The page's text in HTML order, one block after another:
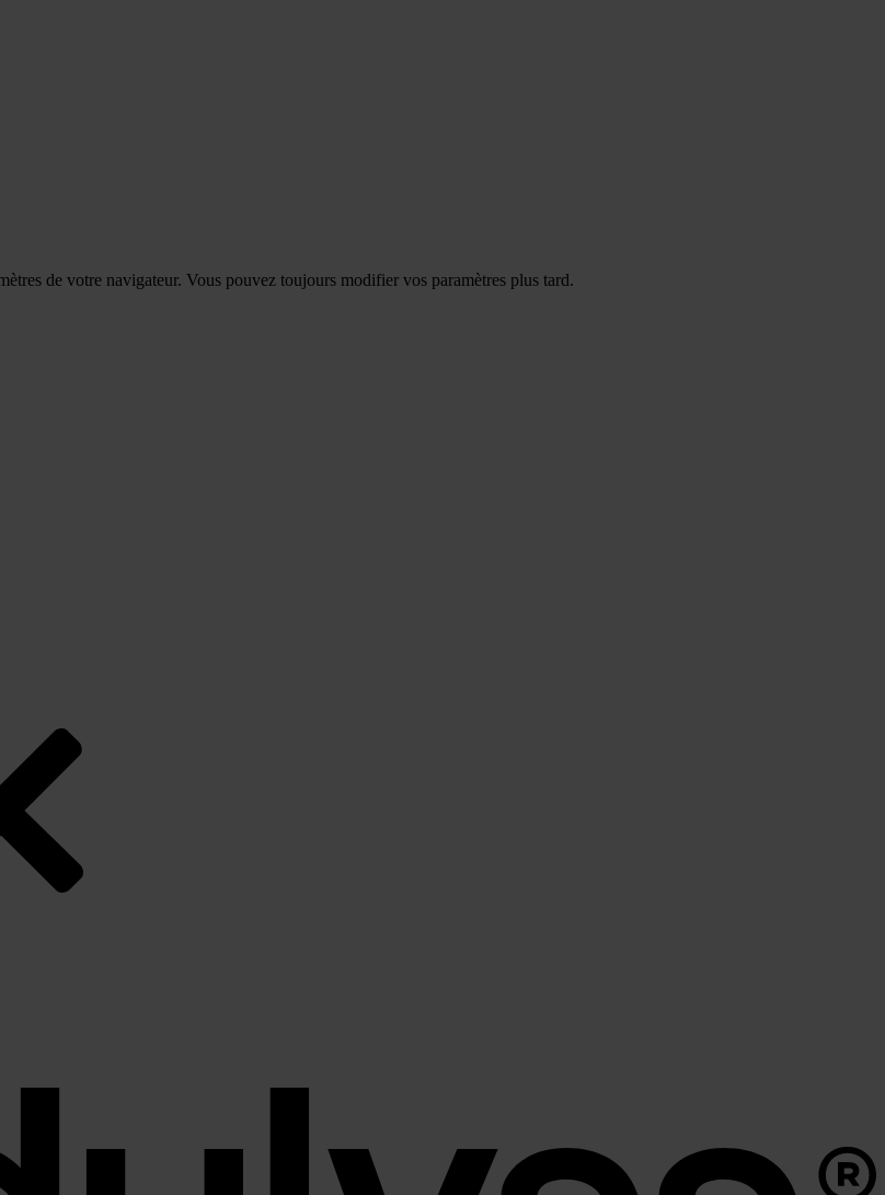
de votre navigateur. Vous pouvez toujours modifier vos paramètres plus tard.